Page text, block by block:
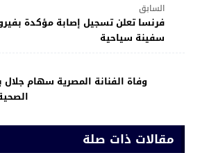
السابق
فرنسا تعلن تسجيل إصابة مؤكدة
سفينة سياحية
وفاة الفنانة المصرية سهام
مقالات ذات صلة